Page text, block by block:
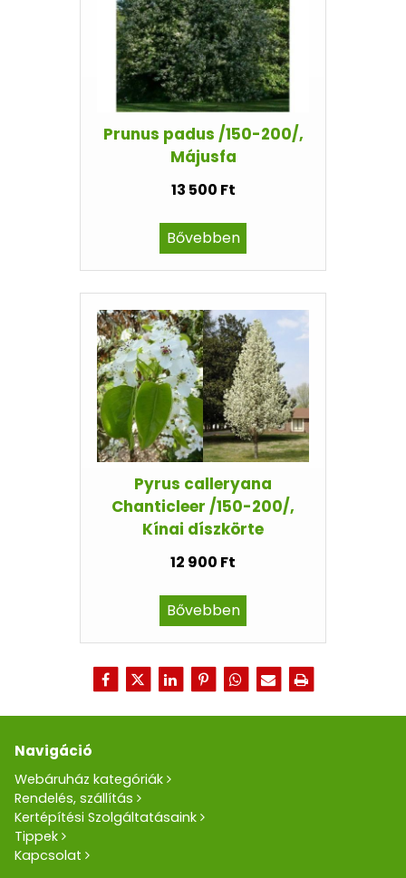
Prunus padus /150-200/,
Májusfa
13 500 Ft
Bővebben
Pyrus calleryana
Chanticleer /150-200/,
Kínai díszkörte
12 900 Ft
Bővebben
Navigáció
Webáruház kategóriák
Rendelés, szállítás
Kertépítési Szolgáltatásaink
Tippek
Kapcsolat